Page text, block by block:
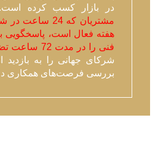
در بازار کسب کرده
هفته فعال است، پاسخگویی
فنی را در مدت 72 ساعت تضمین می‌کند.
شرکای جهانی را به بازدید
بررسی فرصت‌های همکاری